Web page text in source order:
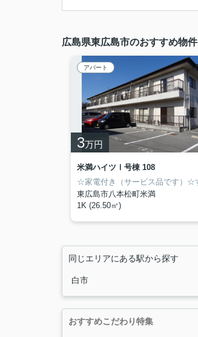
広島県東広島市のおすすめ物件
アパート
3万円
米満ハイツⅠ号棟 108
東広島市八本松町米満
1K (26.50㎡)
同じエリアにある駅から探す
白市
おすすめこだわり特集